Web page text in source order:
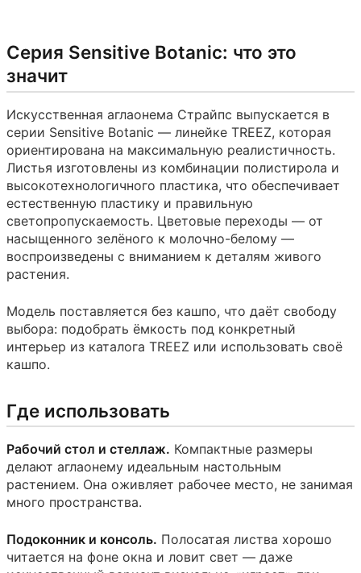
Серия Sensitive Botanic: что это
значит
Искусственная аглаонема Страйпс выпускается в
серии Sensitive Botanic — линейке TREEZ, которая
ориентирована на максимальную реалистичность.
Листья изготовлены из комбинации полистирола и
высокотехнологичного пластика, что обеспечивает
естественную пластику и правильную
светопропускаемость. Цветовые переходы — от
насыщенного зелёного к молочно-белому —
воспроизведены с вниманием к деталям живого
растения.
Модель поставляется без кашпо, что даёт свободу
выбора: подобрать ёмкость под конкретный
интерьер из каталога TREEZ или использовать своё
кашпо.
Где использовать
Рабочий стол и стеллаж. Компактные размеры
делают аглаонему идеальным настольным
растением. Она оживляет рабочее место, не занимая
много пространства.
Подоконник и консоль. Полосатая листва хорошо
читается на фоне окна и ловит свет — даже